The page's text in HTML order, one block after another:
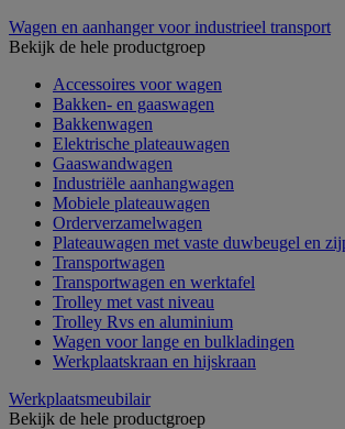
Wagen en aanhanger voor industrieel transport
Bekijk de hele productgroep
Accessoires voor wagen
Bakken- en gaaswagen
Bakkenwagen
Elektrische plateauwagen
Gaaswandwagen
Industriële aanhangwagen
Mobiele plateauwagen
Orderverzamelwagen
Plateauwagen met vaste duwbeugel en
Transportwagen
Transportwagen en werktafel
Trolley met vast niveau
Trolley Rvs en aluminium
Wagen voor lange en bulkladingen
Werkplaatskraan en hijskraan
Werkplaatsmeubilair
Bekijk de hele productgroep